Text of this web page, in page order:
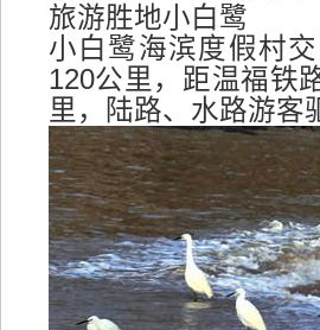
旅游胜地小白鹭
小白鹭海滨度假村
120公里，距温福铁
里，陆路、水路游客